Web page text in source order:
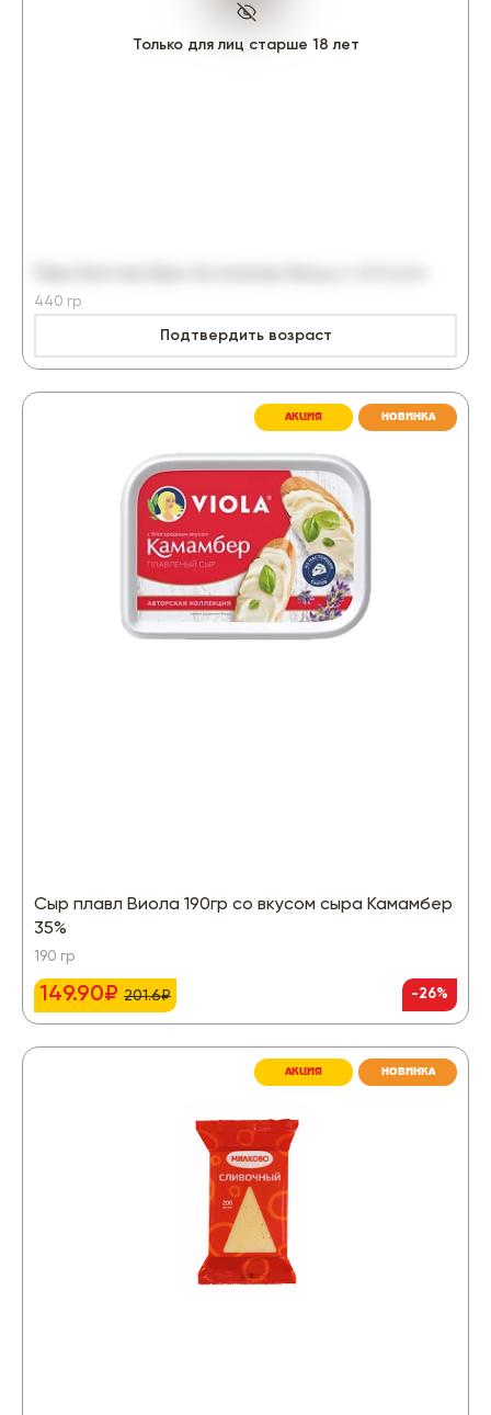
Только для лиц старше 18 лет
440 гр
175.5₽Подтвердить возраст
Сыр плавл Виола 190гр со вкусом сыра Камамбер
35%
190 гр
149.90₽ 201.6₽ -26%
АКЦИЯ НОВИНКА
АКЦИЯ НОВИНКА